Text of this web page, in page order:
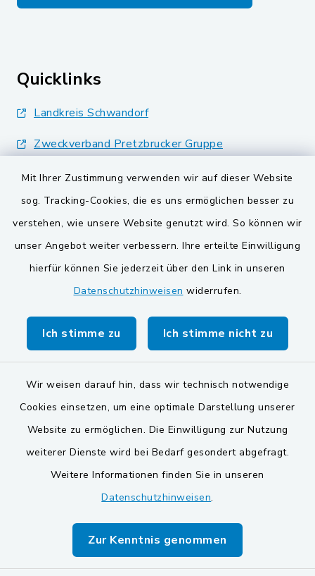
Mit Ihrer Zustimmung verwenden wir auf dieser Website
sog. Tracking-Cookies, die es uns ermöglichen besser zu
verstehen, wie unsere Website genutzt wird. So können wir
unser Angebot weiter verbessern. Ihre erteilte Einwilligung
hierfür können Sie jederzeit über den Link in unseren
Datenschutzhinweisen widerrufen.
Ich stimme zu Ich stimme nicht zu
Wir weisen darauf hin, dass wir technisch notwendige
Cookies einsetzen, um eine optimale Darstellung unserer
Website zu ermöglichen. Die Einwilligung zur Nutzung
weiterer Dienste wird bei Bedarf gesondert abgefragt.
Weitere Informationen finden Sie in unseren
Datenschutzhinweisen.
Zur Kenntnis genommen
Quicklinks
Landkreis Schwandorf
Zweckverband Pretzbrucker Gruppe
BayernPortal
Gemeinden der
Verwaltungsgemeinschaft
Gemeinde Schwarzach bei Nabburg
Markt Schwarzenfeld
Gemeinde Stulln
Barrierefreiheit